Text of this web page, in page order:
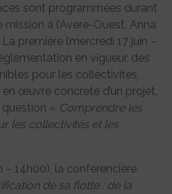
sont programmées durant
à l’Avere-Ouest, Anna
première (mercredi 17 juin –
en vigueur, des
pour les collectivités,
œuvre concrète d’un projet,
« Comprendre les
les collectivités et les
– 14h00), la conférencière
de sa flotte : de la